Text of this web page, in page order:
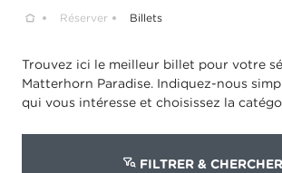
HomeRéserver Billets
Trouvez ici le meilleur billet pour votre
Matterhorn Paradise. Indiquez-nous
qui vous intéresse et choisissez la
FILTRER & CHERCHER